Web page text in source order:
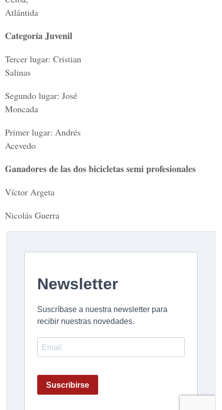
Atlántida
Categoría Juvenil
Tercer lugar: Cristian
Salinas
Segundo lugar: José
Moncada
Primer lugar: Andrés
Acevedo
Ganadores de las dos bicicletas semi profesionales
Víctor Argeta
Nicolás Guerra